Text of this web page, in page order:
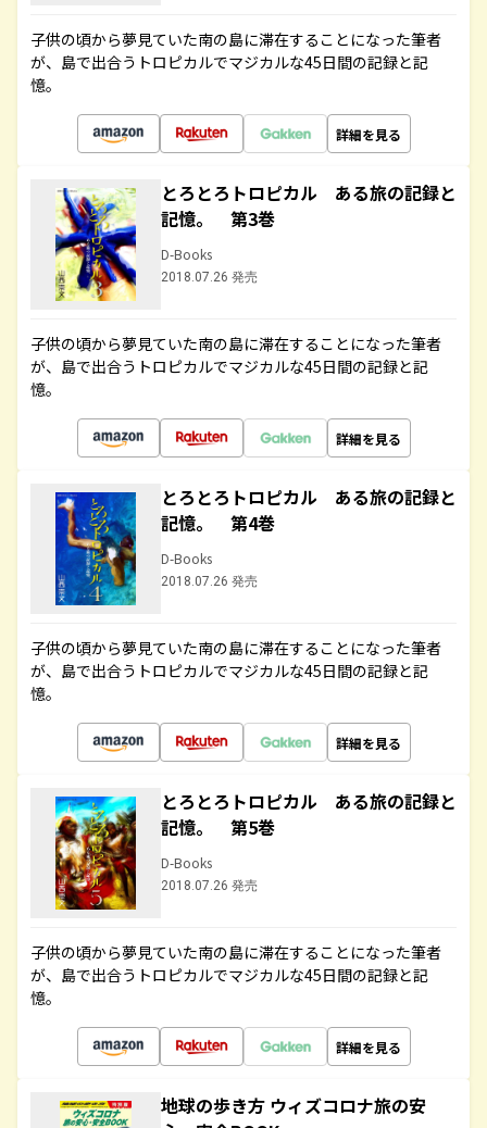
子供の頃から夢見ていた南の島に滞在することになった筆者
が、島で出合うトロピカルでマジカルな45日間の記録と記
憶。
詳細を見る
とろとろトロピカル ある旅の記録と
記憶。 第3巻
D-Books
2018.07.26 発売
子供の頃から夢見ていた南の島に滞在することになった筆者
が、島で出合うトロピカルでマジカルな45日間の記録と記
憶。
詳細を見る
とろとろトロピカル ある旅の記録と
記憶。 第4巻
D-Books
2018.07.26 発売
子供の頃から夢見ていた南の島に滞在することになった筆者
が、島で出合うトロピカルでマジカルな45日間の記録と記
憶。
詳細を見る
とろとろトロピカル ある旅の記録と
記憶。 第5巻
D-Books
2018.07.26 発売
子供の頃から夢見ていた南の島に滞在することになった筆者
が、島で出合うトロピカルでマジカルな45日間の記録と記
憶。
詳細を見る
地球の歩き方 ウィズコロナ旅の安